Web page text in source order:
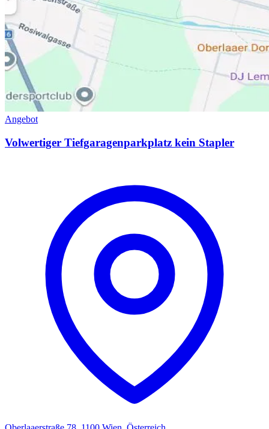
Angebot
Volwertiger Tiefgaragenparkplatz kein Stapler